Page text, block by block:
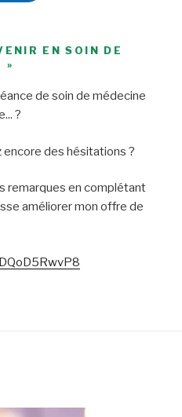
EN SOIN DE
»
de soin de médecine
?
encore des hésitations ?
remarques en complétant
améliorer mon offre de